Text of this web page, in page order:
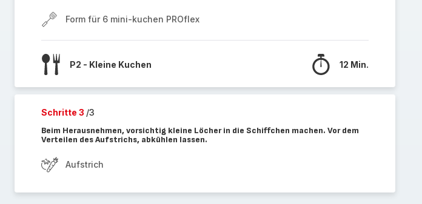
Form für 6 mini-kuchen PROflex
P2 - Kleine Kuchen 12 Min.
Schritte 3 /3
Beim Herausnehmen, vorsichtig kleine Löcher in die Schiffchen machen. Vor dem
Verteilen des Aufstrichs, abkühlen lassen.
Aufstrich